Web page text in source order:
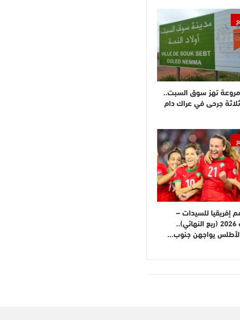
تهز سوق السبت..
جرحى في عراك دام
إفريقيا للسيدات –
المغرب 2026 (ربع النهائي)..
يواجهن جنوب…